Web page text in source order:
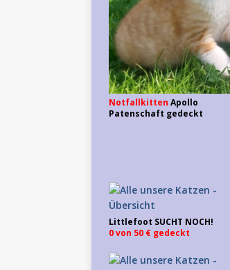
Notfallkitten Apollo
Patenschaft gedeckt
Littlefoot SUCHT NOCH!
0 von 50 € gedeckt